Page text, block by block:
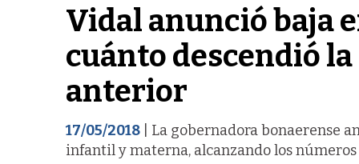
Vidal anunció baja
cuánto descendió
anterior
17/05/2018 | La gobernadora bonaerense
infantil y materna, alcanzando los